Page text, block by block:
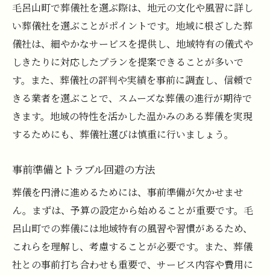
毛呂山町で葬儀社を選ぶ際は、地元の文化や風習に詳し
い葬儀社を選ぶことがポイントです。地域に根ざした葬
儀社は、細やかなサービスを提供し、地域特有の儀式や
しきたりに対応したプランを提案できることが多いで
す。また、葬儀社の評判や実績を事前に調査し、信頼で
きる業者を選ぶことで、スムーズな葬儀の進行が期待で
きます。地域の特性を活かした温かみのある葬儀を実現
するためにも、葬儀社選びは慎重に行いましょう。
事前準備とトラブル回避の方法
葬儀を円滑に進めるためには、事前準備が欠かせませ
ん。まずは、予算の設定から始めることが重要です。毛
呂山町での葬儀には地域特有の風習や習慣があるため、
これらを理解し、考慮することが必要です。また、葬儀
社との事前打ち合わせも重要で、サービス内容や費用に